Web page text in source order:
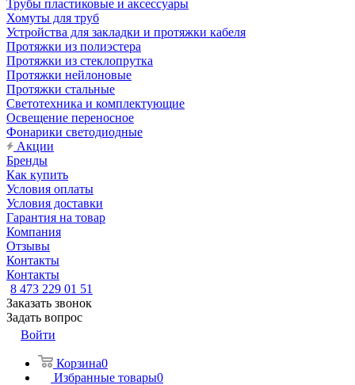
Трубы пластиковые и аксессуары
Хомуты для труб
Устройства для закладки и протяжки кабеля
Протяжки из полиэстера
Протяжки из стеклопрутка
Протяжки нейлоновые
Протяжки стальные
Светотехника и комплектующие
Освещение переносное
Фонарики светодиодные
Акции
Бренды
Как купить
Условия оплаты
Условия доставки
Гарантия на товар
Компания
Отзывы
Контакты
Контакты
8 473 229 01 51
Заказать звонок
Задать вопрос
Войти
Корзина0
Избранные товары0